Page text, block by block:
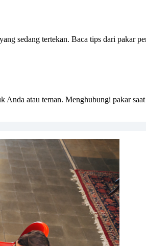
sedang tertekan. Baca tips dari pakar
atau teman. Menghubungi pakar